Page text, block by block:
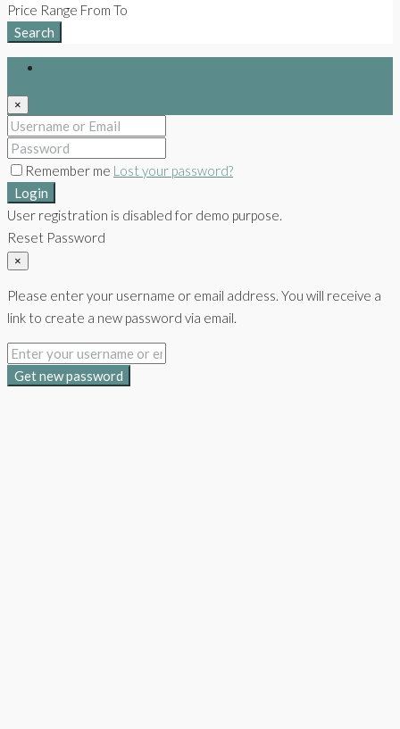
Price Range From To
Search
×
Remember me Lost your password?
Login
User registration is disabled for demo purpose.
Reset Password
×
Please enter your username or email address. You will receive a
link to create a new password via email.
Get new password